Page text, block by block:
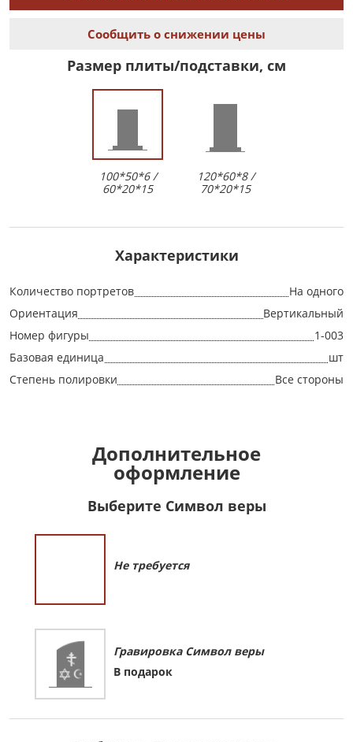
Сообщить о снижении цены
Размер плиты/подставки, см
100*50*6 /
60*20*15
120*60*8 /
70*20*15
Характеристики
Количество портретов
На одного
Ориентация
Вертикальный
Номер фигуры
1-003
Базовая единица
шт
Степень полировки
Все стороны
Дополнительное
оформление
Выберите Символ веры
Не требуется
Гравировка Символ веры
В подарок